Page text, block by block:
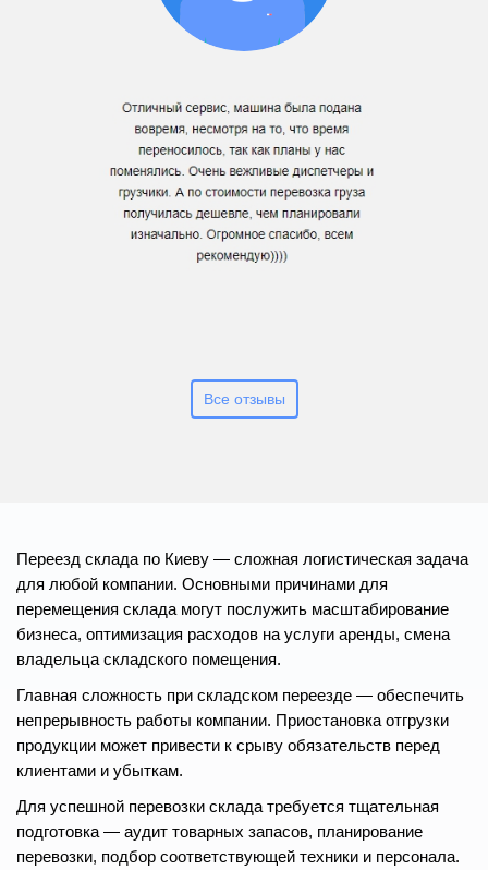
Все отзывы
Переезд склада по Киеву — сложная логистическая задача
для любой компании. Основными причинами для
перемещения склада могут послужить масштабирование
бизнеса, оптимизация расходов на услуги аренды, смена
владельца складского помещения.
Главная сложность при складском переезде — обеспечить
непрерывность работы компании. Приостановка отгрузки
продукции может привести к срыву обязательств перед
клиентами и убыткам.
Для успешной перевозки склада требуется тщательная
подготовка — аудит товарных запасов, планирование
перевозки, подбор соответствующей техники и персонала.